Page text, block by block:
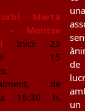
- Marta
- Montse
Inici: 23
15
de
16:30 h.
una
de
un